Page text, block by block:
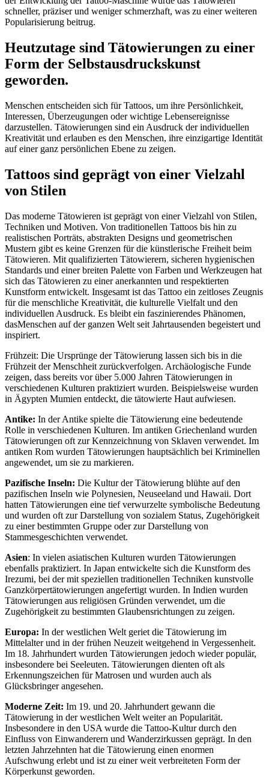
schneller, präziser und weniger schmerzhaft, was zu einer weiteren
Popularisierung beitrug.
Heutzutage sind Tätowierungen zu einer
Form der Selbstausdruckskunst
geworden.
Menschen entscheiden sich für Tattoos, um ihre Persönlichkeit,
Interessen, Überzeugungen oder wichtige Lebensereignisse
darzustellen. Tätowierungen sind ein Ausdruck der individuellen
Kreativität und erlauben es den Menschen, ihre einzigartige Identität
auf einer ganz persönlichen Ebene zu zeigen.
Tattoos sind geprägt von einer Vielzahl
von Stilen
Das moderne Tätowieren ist geprägt von einer Vielzahl von Stilen,
Techniken und Motiven. Von traditionellen Tattoos bis hin zu
realistischen Porträts, abstrakten Designs und geometrischen
Mustern gibt es keine Grenzen für die künstlerische Freiheit beim
Tätowieren. Mit qualifizierten Tätowierern, sicheren hygienischen
Standards und einer breiten Palette von Farben und Werkzeugen hat
sich das Tätowieren zu einer anerkannten und respektierten
Kunstform entwickelt. Insgesamt ist das Tattoo ein zeitloses Zeugnis
für die menschliche Kreativität, die kulturelle Vielfalt und den
individuellen Ausdruck. Es bleibt ein faszinierendes Phänomen,
dasMenschen auf der ganzen Welt seit Jahrtausenden begeistert und
inspiriert.
Frühzeit: Die Ursprünge der Tätowierung lassen sich bis in die
Frühzeit der Menschheit zurückverfolgen. Archäologische Funde
zeigen, dass bereits vor über 5.000 Jahren Tätowierungen in
verschiedenen Kulturen praktiziert wurden. Beispielsweise wurden
in Ägypten Mumien entdeckt, die tätowierte Haut aufwiesen.
Antike: In der Antike spielte die Tätowierung eine bedeutende
Rolle in verschiedenen Kulturen. Im antiken Griechenland wurden
Tätowierungen oft zur Kennzeichnung von Sklaven verwendet. Im
antiken Rom wurden Tätowierungen hauptsächlich bei Kriminellen
angewendet, um sie zu markieren.
Pazifische Inseln: Die Kultur der Tätowierung blühte auf den
pazifischen Inseln wie Polynesien, Neuseeland und Hawaii. Dort
hatten Tätowierungen eine tief verwurzelte symbolische Bedeutung
und wurden oft zur Darstellung von sozialem Status, Zugehörigkeit
zu einer bestimmten Gruppe oder zur Darstellung von
Stammesgeschichten verwendet.
Asien: In vielen asiatischen Kulturen wurden Tätowierungen
ebenfalls praktiziert. In Japan entwickelte sich die Kunstform des
Irezumi, bei der mit speziellen traditionellen Techniken kunstvolle
Ganzkörpertätowierungen angefertigt wurden. In Indien wurden
Tätowierungen aus religiösen Gründen verwendet, um die
Zugehörigkeit zu bestimmten Glaubensrichtungen zu zeigen.
Europa: In der westlichen Welt geriet die Tätowierung im
Mittelalter und in der frühen Neuzeit weitgehend in Vergessenheit.
Im 18. Jahrhundert wurden Tätowierungen jedoch wieder populär,
insbesondere bei Seeleuten. Tätowierungen dienten oft als
Erkennungszeichen für Matrosen und wurden auch als
Glücksbringer angesehen.
Moderne Zeit: Im 19. und 20. Jahrhundert gewann die
Tätowierung in der westlichen Welt weiter an Popularität.
Insbesondere in den USA wurde die Tattoo-Kultur durch den
Einfluss von Einwanderern und Wanderzirkussen geprägt. In den
letzten Jahrzehnten hat die Tätowierung einen enormen
Aufschwung erlebt und ist zu einer weit verbreiteten Form der
Körperkunst geworden.